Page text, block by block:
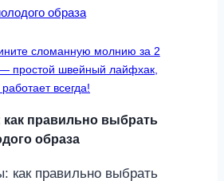
образа
сломанную молнию за 2
простой швейный лайфхак,
всегда!
правильно выбрать
образа